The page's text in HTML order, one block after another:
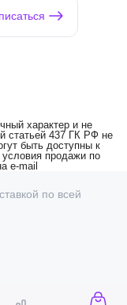
характер и не
статьей 437 ГК РФ не
быть доступны к
условия продажи по
e-mail
по всей